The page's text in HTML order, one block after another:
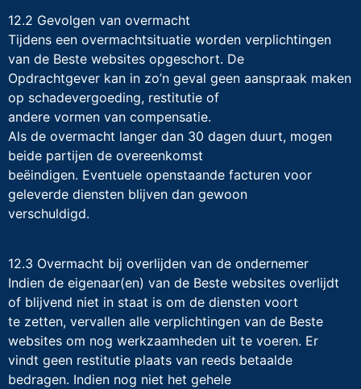
12.2 Gevolgen van overmacht
Tijdens een overmachtsituatie worden verplichtingen
van de Beste websites opgeschort. De
Opdrachtgever kan in zo’n geval geen aanspraak maken
op schadevergoeding, restitutie of
andere vormen van compensatie.
Als de overmacht langer dan 30 dagen duurt, mogen
beide partijen de overeenkomst
beëindigen. Eventuele openstaande facturen voor
geleverde diensten blijven dan gewoon
verschuldigd.
12.3 Overmacht bij overlijden van de ondernemer
Indien de eigenaar(en) van de Beste websites overlijdt
of blijvend niet in staat is om de diensten voort
te zetten, vervallen alle verplichtingen van de Beste
websites om nog werkzaamheden uit te voeren. Er
vindt geen restitutie plaats van reeds betaalde
bedragen. Indien nog niet het gehele